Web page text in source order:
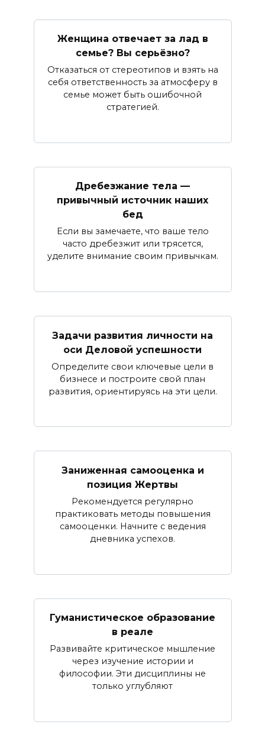
Женщина отвечает за лад в
семье? Вы серьёзно?
Отказаться от стереотипов и взять на
себя ответственность за атмосферу в
семье может быть ошибочной
стратегией.
Дребезжание тела —
привычный источник наших
бед
Если вы замечаете, что ваше тело
часто дребезжит или трясется,
уделите внимание своим привычкам.
Задачи развития личности на
оси Деловой успешности
Определите свои ключевые цели в
бизнесе и построите свой план
развития, ориентируясь на эти цели.
Заниженная самооценка и
позиция Жертвы
Рекомендуется регулярно
практиковать методы повышения
самооценки. Начните с ведения
дневника успехов.
Гуманистическое образование
в реале
Развивайте критическое мышление
через изучение истории и
философии. Эти дисциплины не
только углубляют